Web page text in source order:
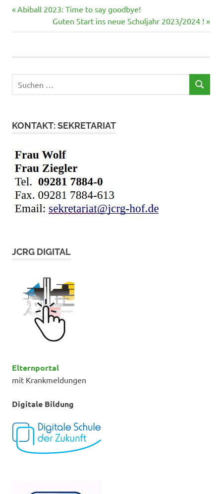
Beitragsnavigation
Vorheriger
Abiball 2023: Time to say goodbye!
Nächster
Beitrag:
Guten Start ins neue Schuljahr 2023/2024 !
nach:
SUCHEN
KONTAKT: SEKRETARIAT
JCRG DIGITAL
Elternportal
mit Krankmeldungen
Digitale Bildung